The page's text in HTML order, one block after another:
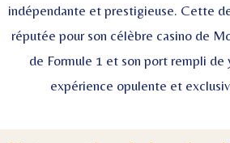
indépendante et prestigieuse. Cette
réputée pour son célèbre casino de
de Formule 1 et son port rempli de
expérience opulente et